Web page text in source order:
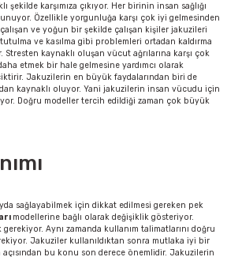
şekilde karşımıza çıkıyor. Her birinin insan sağlığı
Özellikle yorgunluğa karşı çok iyi gelmesinden
ve yoğun bir şekilde çalışan kişiler jakuzileri
ve kasılma gibi problemleri ortadan kaldırma
kaynaklı oluşan vücut ağrılarına karşı çok
etmek bir hale gelmesine yardımcı olarak
Jakuzilerin en büyük faydalarından biri de
kaynaklı oluyor. Yani jakuzilerin insan vücudu için
Doğru modeller tercih edildiği zaman çok büyük
sağlayabilmek için dikkat edilmesi gereken pek
modellerine bağlı olarak değişiklik gösteriyor.
Aynı zamanda kullanım talimatlarını doğru
Jakuziler kullanıldıktan sonra mutlaka iyi bir
bu konu son derece önemlidir. Jakuzilerin